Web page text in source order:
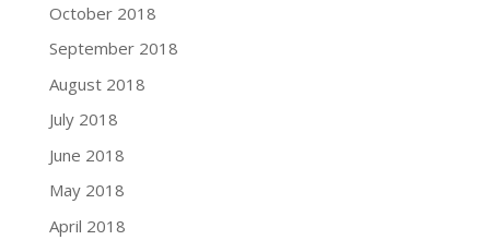
October 2018
September 2018
August 2018
July 2018
June 2018
May 2018
April 2018